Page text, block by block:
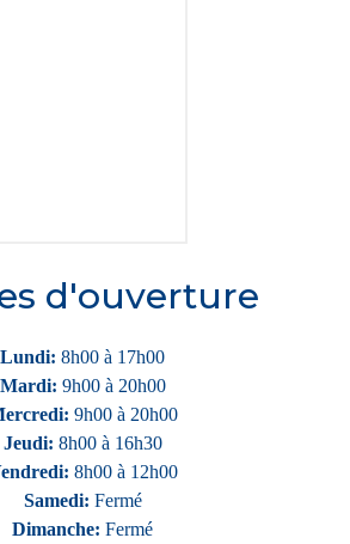
d'ouverture
Lundi: 8h00 à 17h00
Mardi: 9h00 à 20h00
9h00 à 20h00
Jeudi: 8h00 à 16h30
8h00 à 12h00
Samedi: Fermé
Dimanche: Fermé